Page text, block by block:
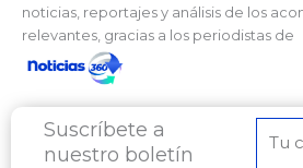
noticias, reportajes y análisis de los
relevantes, gracias a los periodistas de
Suscríbete a
nuestro boletín